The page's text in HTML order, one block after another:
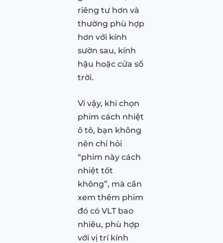
riêng tư hơn và
thường phù hợp
hơn với kính
sườn sau, kính
hậu hoặc cửa sổ
trời.
Vì vậy, khi chọn
phim cách nhiệt
ô tô, bạn không
nên chỉ hỏi
“phim này cách
nhiệt tốt
không”, mà cần
xem thêm phim
đó có VLT bao
nhiêu, phù hợp
với vị trí kính